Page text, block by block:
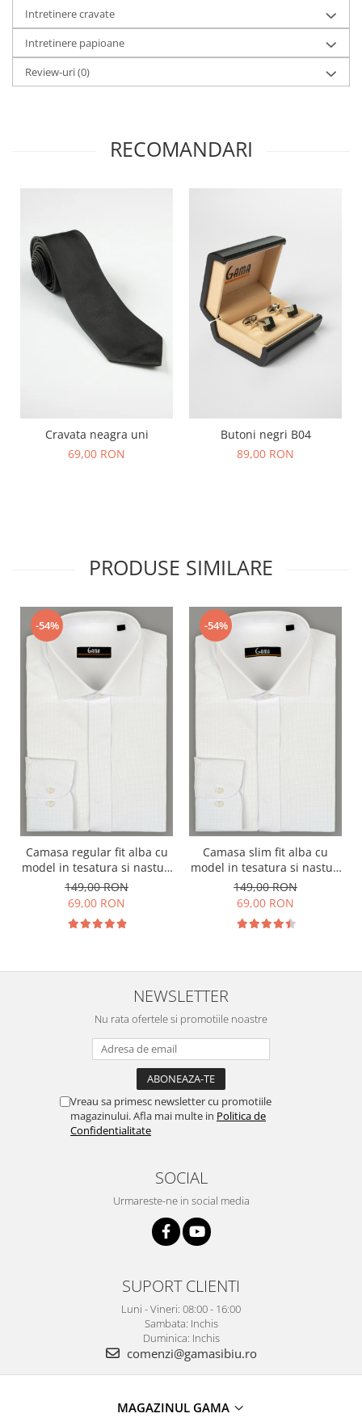
Intretinere cravate
Intretinere papioane
Review-uri(0)
RECOMANDARI
Cravata neagra uni
69,00 RON
Butoni negri B04
89,00 RON
PRODUSE SIMILARE
-54%
Camasa regular fit alba cu
model in tesatura si nasturi
ascunsi
149,00 RON
69,00 RON
-54%
Camasa slim fit alba cu
model in tesatura si nasturi
ascunsi
149,00 RON
69,00 RON
NEWSLETTER
Nu rata ofertele si promotiile noastre
Vreau sa primesc newsletter cu promotiile
magazinului. Afla mai multe in Politica de
Confidentialitate
SOCIAL
Urmareste-ne in social media
SUPORT CLIENTI
Luni - Vineri: 08:00 - 16:00
Sambata: Inchis
Duminica: Inchis
comenzi@gamasibiu.ro
MAGAZINUL GAMA